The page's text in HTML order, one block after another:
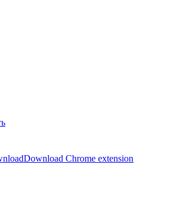
Download Chrome extension